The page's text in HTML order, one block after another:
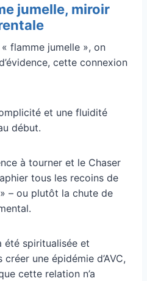
jumelle, miroir
flamme jumelle », on
cette connexion
et une fluidité
début.
à tourner et le Chaser
tous les recoins de
– ou plutôt la chute de
été spiritualisée et
une épidémie d’AVC,
cette relation n’a